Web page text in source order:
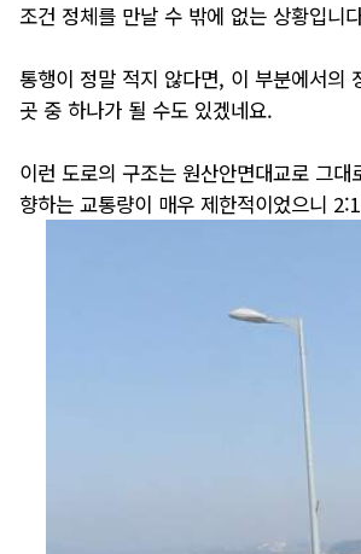
조건 정체를 만날 수 밖에 없는 상황입니
통행이 정말 적지 않다면, 이 부분에서의
곳 중 하나가 될 수도 있겠네요.
이런 도로의 구조는 원산안면대교로 그
향하는 교통량이 매우 제한적이었으니